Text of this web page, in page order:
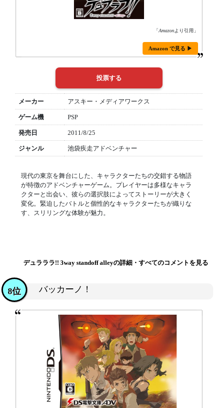
「Amazonより引用」
Amazon で見る ▶
メーカー アスキー・メディアワークス
ゲーム機 PSP
発売日 2011/8/25
ジャンル 池袋疾走アドベンチャー
現代の東京を舞台にした、キャラクターたちの交錯する物語
が特徴のアドベンチャーゲーム。プレイヤーは多様なキャラ
クターと出会い、彼らの選択肢によってストーリーが大きく
変化。緊迫したバトルと個性的なキャラクターたちが織りな
す、スリリングな体験が魅力。
デュラララ!! 3way standoff alleyの詳細・すべてのコメントを見る
バッカーノ！
8位